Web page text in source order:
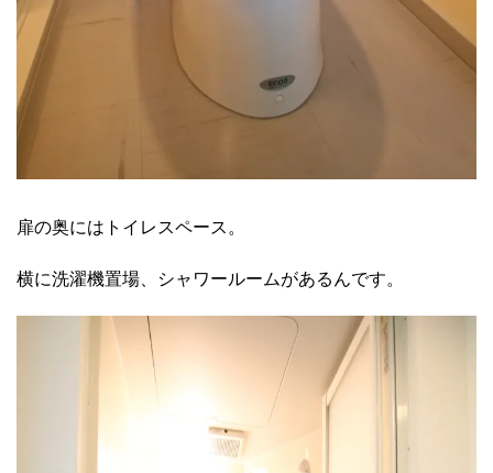
扉の奥にはトイレスペース。
横に洗濯機置場、シャワールームがあるんです。